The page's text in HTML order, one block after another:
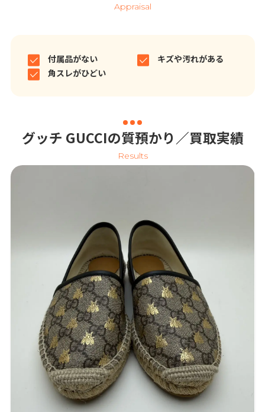
Appraisal
付属品がない
キズや汚れがある
角スレがひどい
グッチ GUCCIの質預かり／買取実績
Results